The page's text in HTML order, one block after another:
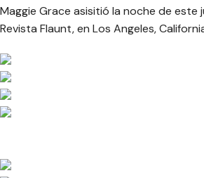
Maggie Grace asisitió la noche de este
Revista Flaunt, en Los Angeles,